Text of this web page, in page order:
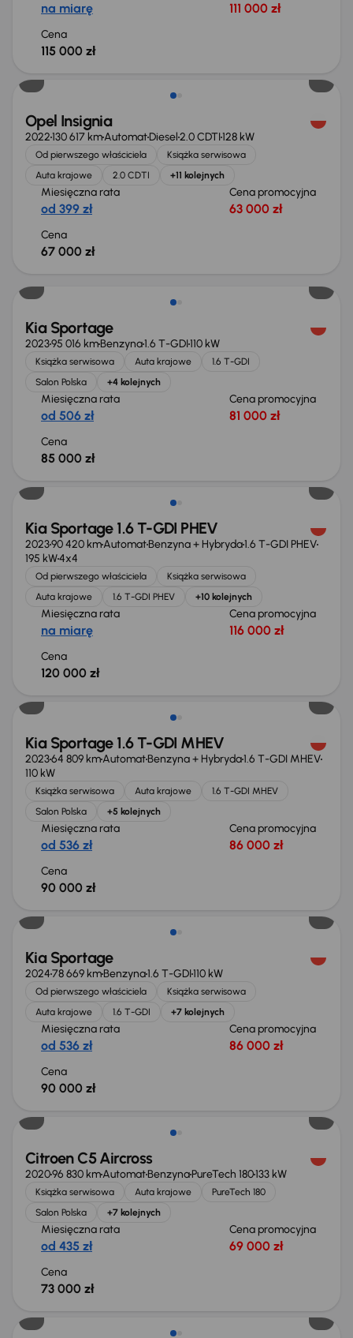
na miarę 111 000 zł
Cena
115 000 zł
Możliwość odliczenia VAT
Opel Insignia
2022130 617 kmAutomatDiesel2.0 CDTI128 kW
Od pierwszego właściciela
Książka serwisowa
Auta krajowe
2.0 CDTI +11 kolejnych
Miesięczna rata
od 399 zł
Cena promocyjna
63 000 zł
Cena
67 000 zł
Kia Sportage
202395 016 kmBenzyna1.6 T-GDI110 kW
Książka serwisowa Auta krajowe
1.6 T-GDI
Salon Polska
+4 kolejnych
Miesięczna rata
od 506 zł
Cena promocyjna
81 000 zł
Cena
85 000 zł
Możliwość odliczenia VAT
Kia Sportage 1.6 T-GDI PHEV
202390 420 kmAutomatBenzyna + Hybryda1.6 T-GDI PHEV
195 kW4x4
Od pierwszego właściciela
Książka serwisowa
Auta krajowe
1.6 T-GDI PHEV +10 kolejnych
Miesięczna rata
na miarę
Cena promocyjna
116 000 zł
Cena
120 000 zł
Kia Sportage 1.6 T-GDI MHEV
202364 809 kmAutomatBenzyna + Hybryda1.6 T-GDI MHEV
110 kW
Książka serwisowa Auta krajowe
1.6 T-GDI MHEV
Salon Polska
+5 kolejnych
Miesięczna rata
od 536 zł
Cena promocyjna
86 000 zł
Cena
90 000 zł
Kia Sportage
202478 669 kmBenzyna1.6 T-GDI110 kW
Od pierwszego właściciela
Książka serwisowa
Auta krajowe
1.6 T-GDI +7 kolejnych
Miesięczna rata
od 536 zł
Cena promocyjna
86 000 zł
Cena
90 000 zł
Citroen C5 Aircross
202096 830 kmAutomatBenzynaPureTech 180133 kW
Książka serwisowa Auta krajowe
PureTech 180
Salon Polska
+7 kolejnych
Miesięczna rata
od 435 zł
Cena promocyjna
69 000 zł
Cena
73 000 zł